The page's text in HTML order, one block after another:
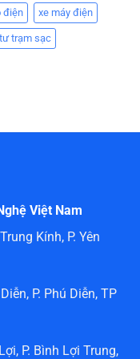
điện xe máy điện
trạm sạc
Việt Nam
Kính, P. Yên
P. Phú Diễn, TP
P. Bình Lợi Trung,